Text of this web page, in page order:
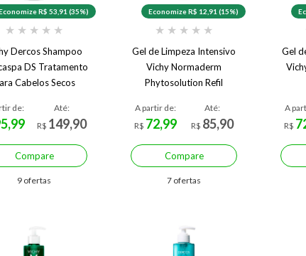
R$ 53,91 (35%)
★ ★ ★ ★ ★
Dercos Shampoo
DS Tratamento
Cabelos Secos
de:
Até:
R$ 149,90
Compare
9 ofertas
Economize R$ 12,91 (15%)
★ ★ ★ ★ ★
Gel de Limpeza Intensivo
Vichy Normaderm
Phytosolution Refil
A partir de:
R$ 72,99
Até:
R$ 85,90
Compare
7 ofertas
Gel
A
R$